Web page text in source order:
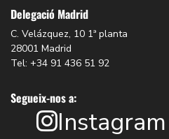
Delegació Madrid
C. Velázquez, 10 1ª planta
28001 Madrid
Tel: +34 91 436 51 92
Segueix-nos a:
Instagram